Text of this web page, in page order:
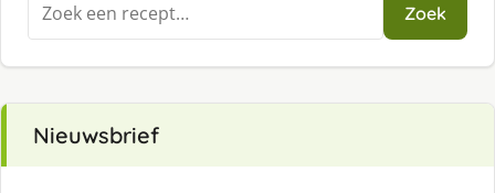
naar:
Zoek
Nieuwsbrief